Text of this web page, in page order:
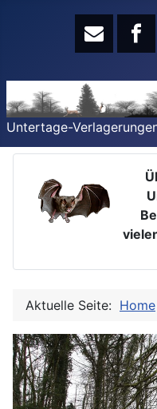
Untertage-
Aktuelle Seite: Home